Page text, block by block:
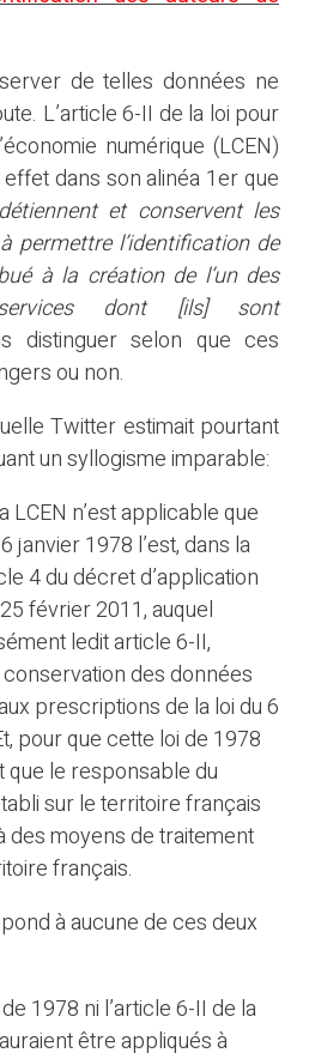
de telles données ne
L’article 6-II de la loi pour
numérique (LCEN)
dans son alinéa 1er que
détiennent et conservent les
permettre l’identification de
à la création de l’un des
dont [ils] sont
distinguer selon que ces
ou non.
Twitter estimait pourtant
un syllogisme imparable:
LCEN n’est applicable que
janvier 1978 l’est, dans la
4 du décret d’application
février 2011, auquel
ledit article 6-II,
des données
prescriptions de la loi du 6
pour que cette loi de 1978
que le responsable du
sur le territoire français
des moyens de traitement
français.
à aucune de ces deux
1978 ni l’article 6-II de la
être appliqués à